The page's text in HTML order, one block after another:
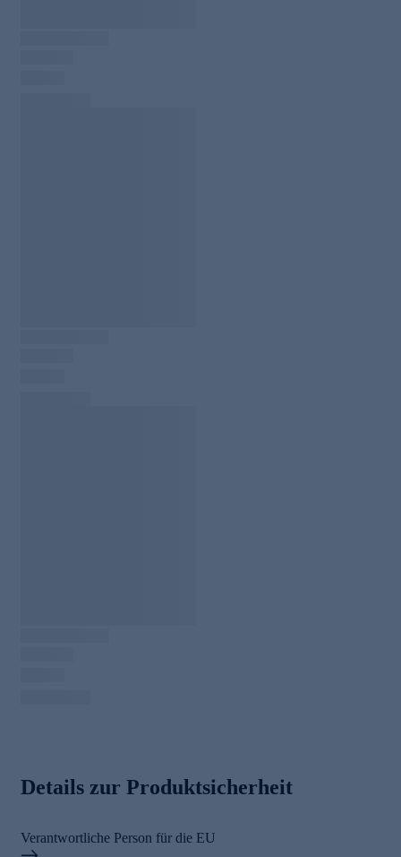
Details zur Produktsicherheit
Verantwortliche Person für die EU